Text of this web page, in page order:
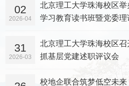
02
2026-04
北京理工大学珠海校区
学习教育读书班暨党委
31
2026-03
北京理工大学珠海校区
抓基层党建述职评议会
校地企联合筑梦低空未